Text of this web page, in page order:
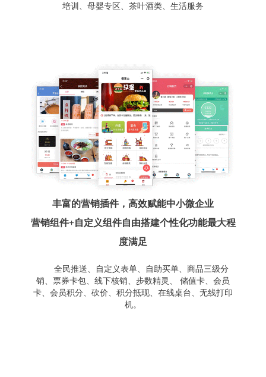
培训、母婴专区、茶叶酒类、生活服务
丰富的营销插件，高效赋能中小微企业
营销组件+自定义组件自由搭建个性化功能最大程
度满足
全民推送、自定义表单、自助买单、商品三级分
销、票券卡包、线下核销、步数精灵、 储值卡、会员
卡、会员积分、砍价、积分抵现、在线桌台、无线打印
机。